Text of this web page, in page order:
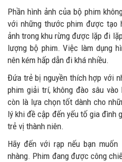
Phần hình ảnh của bộ phim
với những thước phim được tạo
ảnh trong khu rừng được lặp đi
lượng bộ phim. Việc làm dụng
nên kém hấp dẫn đi khá nhiều.
Đứa trẻ bị nguyền thích hợp với
phim giải trí, không đào sâu
còn là lựa chọn tốt dành cho
lý khi đề cập đến yếu tố gia đình
trẻ vị thành niên.
Hãy đến với rạp nếu bạn
nhàng. Phim đang được công